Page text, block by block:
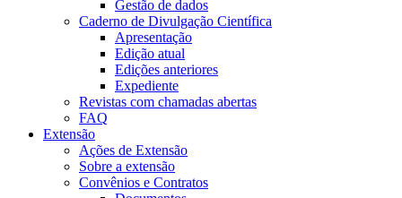
Gestão de dados
Caderno de Divulgação Científica
Apresentação
Edição atual
Edições anteriores
Expediente
Revistas com chamadas abertas
FAQ
Extensão
Ações de Extensão
Sobre a extensão
Convênios e Contratos